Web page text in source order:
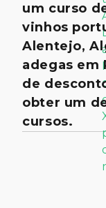
um curso
vinhos
Alentejo,
adegas em
de
obter um
cursos.